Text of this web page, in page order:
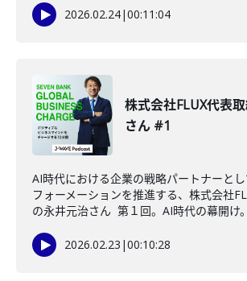
2026.02.24|00:11:04
株式会社FLUX代表
さん #1
AI時代における企業の戦略パートナーと
フォーメーションを推進する、株式会社
の永井元治さん 第１回。AI時代の幕開け。
2026.02.23 |00:10:28